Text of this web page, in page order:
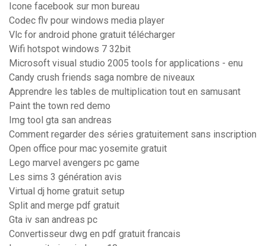
Icone facebook sur mon bureau
Codec flv pour windows media player
Vlc for android phone gratuit télécharger
Wifi hotspot windows 7 32bit
Microsoft visual studio 2005 tools for applications - enu
Candy crush friends saga nombre de niveaux
Apprendre les tables de multiplication tout en samusant
Paint the town red demo
Img tool gta san andreas
Comment regarder des séries gratuitement sans inscription
Open office pour mac yosemite gratuit
Lego marvel avengers pc game
Les sims 3 génération avis
Virtual dj home gratuit setup
Split and merge pdf gratuit
Gta iv san andreas pc
Convertisseur dwg en pdf gratuit francais